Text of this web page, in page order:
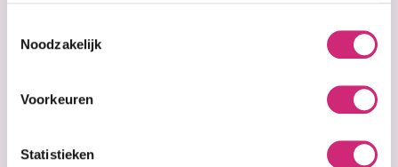
Noodzakelijk
Voorkeuren
Statistieken
30ml
€9,90
Bodylotion 500ml